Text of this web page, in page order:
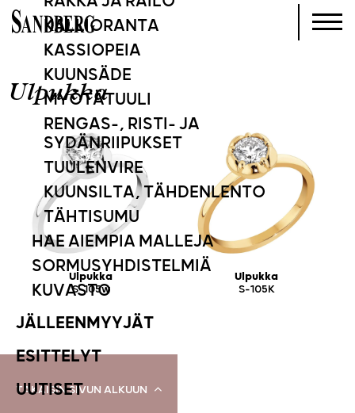
Ulpukka
Ulpukka
S-105w
Ulpukka
S-105K
TAKAISIN SIVUN ALKUUN
KALLIORANTA
KASSIOPEIA
KUUNSÄDE
MYÖTÄTUULI
RENGAS-, RISTI- JA
SYDÄNRIIPUKSET
TUULENVIRE
KUUNSILTA, TÄHDENLENTO
TÄHTISUMU
HAE AIEMPIA MALLEJA
SORMUSYHDISTELMIÄ
KUVASTO
JÄLLEENMYYJÄT
ESITTELYT
UUTISET